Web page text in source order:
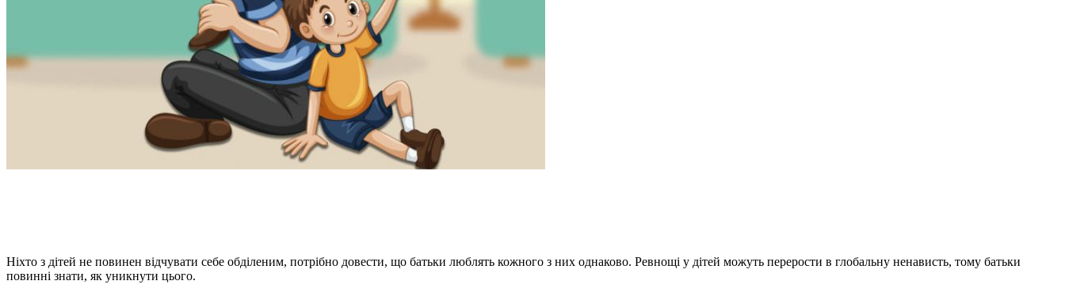
Ніхто з дітей не повинен відчувати себе обділеним, потрібно довести, що батьки люблять кожного з них однаково. Ревнощі у дітей можуть перерости в глобальну ненависть, тому батьки
повинні знати, як уникнути цього.